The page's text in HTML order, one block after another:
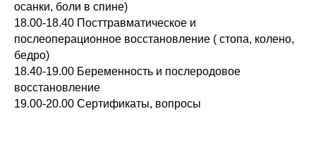
осанки, боли в спине)
18.00-18.40 Посттравматическое и
послеоперационное восстановление ( стопа, колено,
бедро)
18.40-19.00 Беременность и послеродовое
восстановление
19.00-20.00 Сертификаты, вопросы